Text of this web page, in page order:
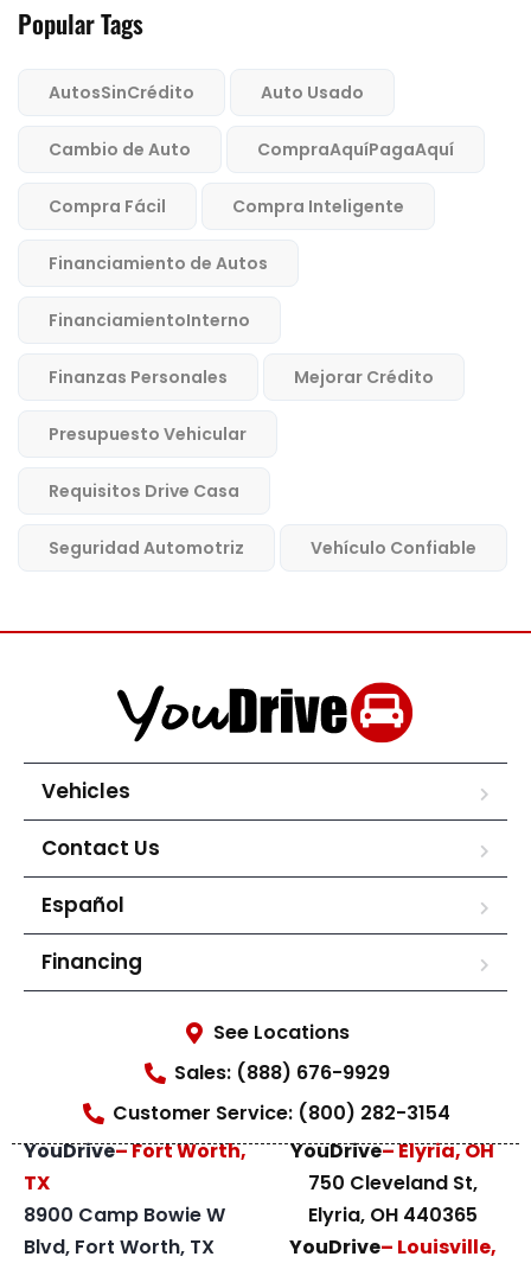
Popular Tags
AutosSinCrédito Auto Usado
Cambio de Auto CompraAquíPagaAquí
Compra Fácil Compra Inteligente
Financiamiento de Autos
FinanciamientoInterno
Finanzas Personales Mejorar Crédito
Presupuesto Vehicular
Requisitos Drive Casa
Seguridad Automotriz Vehículo Confiable
Vehicles
Contact Us
Español
Financing
See Locations
Sales: (888) 676-9929
Customer Service: (800) 282-3154
YouDrive– Fort Worth,
TX
8900 Camp Bowie W
Blvd, Fort Worth, TX
YouDrive– Elyria, OH
750 Cleveland St,
Elyria, OH 440365
YouDrive– Louisville,